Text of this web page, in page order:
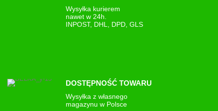
Wysyłka kurierem
nawet w 24h.
INPOST, DHL, DPD, GLS
DOSTĘPNOŚĆ TOWARU
Wysyłka z własnego
magazynu w Polsce